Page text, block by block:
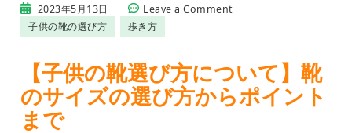
2023年5月13日 Leave a Commenton
靴
選
び
方
子供の靴の選び方 歩き方
【子供の靴選び方について】靴
のサイズの選び方からポイント
まで